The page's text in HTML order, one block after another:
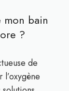
mon bain
?
de